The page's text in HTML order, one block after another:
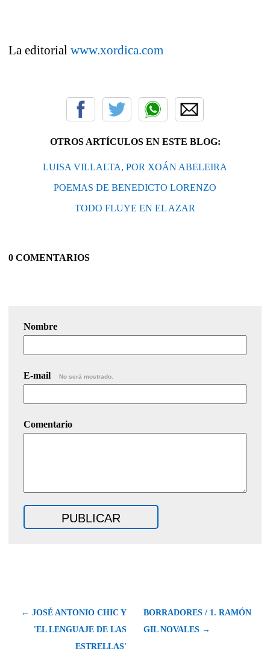
La editorial www.xordica.com
OTROS ARTÍCULOS EN ESTE BLOG:
LUISA VILLALTA, POR XOÁN ABELEIRA
POEMAS DE BENEDICTO LORENZO
TODO FLUYE EN EL AZAR
0 COMENTARIOS
Nombre
E-mail No será mostrado.
Comentario
← JOSÉ ANTONIO CHIC Y
'EL LENGUAJE DE LAS
ESTRELLAS'
BORRADORES / 1. RAMÓN
GIL NOVALES →